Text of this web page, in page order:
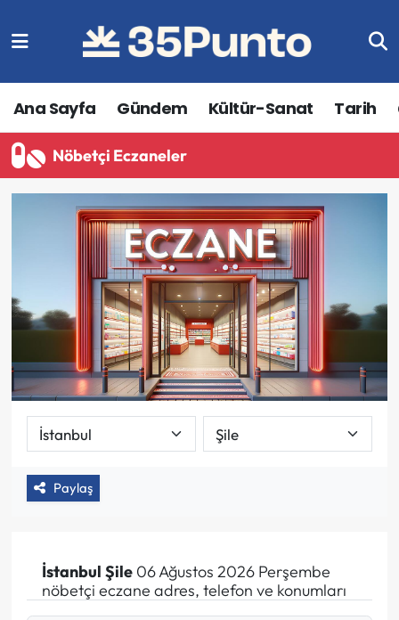
Ana Sayfa Gündem Kültür-Sanat Tarih
Nöbetçi Eczaneler
Paylaş
İstanbul Şile06 Ağustos 2026 Perşembe
nöbetçi eczane adres, telefon ve konumları